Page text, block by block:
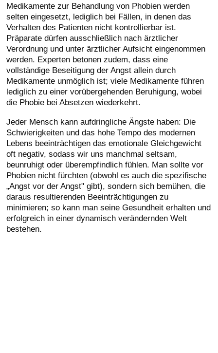
Medikamente zur Behandlung von Phobien werden
selten eingesetzt, lediglich bei Fällen, in denen das
Verhalten des Patienten nicht kontrollierbar ist.
Präparate dürfen ausschließlich nach ärztlicher
Verordnung und unter ärztlicher Aufsicht eingenommen
werden. Experten betonen zudem, dass eine
vollständige Beseitigung der Angst allein durch
Medikamente unmöglich ist; viele Medikamente führen
lediglich zu einer vorübergehenden Beruhigung, wobei
die Phobie bei Absetzen wiederkehrt.
Jeder Mensch kann aufdringliche Ängste haben: Die
Schwierigkeiten und das hohe Tempo des modernen
Lebens beeinträchtigen das emotionale Gleichgewicht
oft negativ, sodass wir uns manchmal seltsam,
beunruhigt oder überempfindlich fühlen. Man sollte vor
Phobien nicht fürchten (obwohl es auch die spezifische
„Angst vor der Angst" gibt), sondern sich bemühen, die
daraus resultierenden Beeinträchtigungen zu
minimieren; so kann man seine Gesundheit erhalten und
erfolgreich in einer dynamisch verändernden Welt
bestehen.